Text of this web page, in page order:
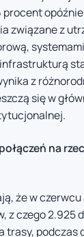
procent
związane z
systemami
z
się w
na
że w
z czego 2.925
podczas